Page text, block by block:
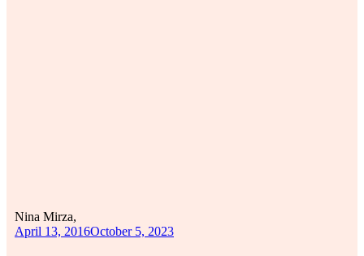
Nina Mirza,
April 13, 2016October 5, 2023